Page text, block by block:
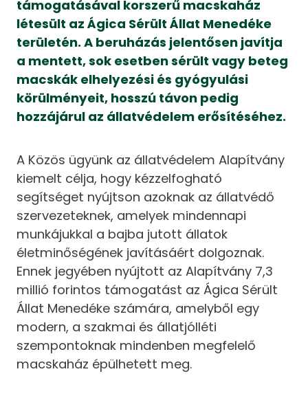
támogatásával korszerű macskaház
létesült az Ágica Sérült Állat Menedéke
területén. A beruházás jelentősen javítja
a mentett, sok esetben sérült vagy beteg
macskák elhelyezési és gyógyulási
körülményeit, hosszú távon pedig
hozzájárul az állatvédelem erősítéséhez.
A Közös ügyünk az állatvédelem Alapítvány
kiemelt célja, hogy kézzelfogható
segítséget nyújtson azoknak az állatvédő
szervezeteknek, amelyek mindennapi
munkájukkal a bajba jutott állatok
életminőségének javításáért dolgoznak.
Ennek jegyében nyújtott az Alapítvány 7,3
millió forintos támogatást az Ágica Sérült
Állat Menedéke számára, amelyből egy
modern, a szakmai és állatjólléti
szempontoknak mindenben megfelelő
macskaház épülhetett meg.